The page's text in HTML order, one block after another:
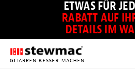
ETWAS FÜR
RABATT AUF
DETAILS IM
GITARREN BESSER MACHEN